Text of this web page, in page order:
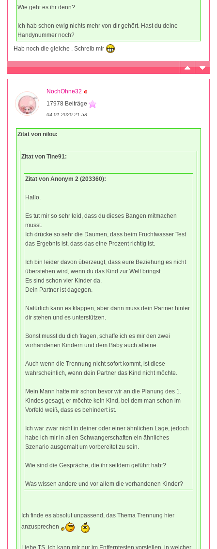
Wie geht es ihr denn?
Ich hab schon ewig nichts mehr von dir gehört. Hast du deine
Handynummer noch?
Hab noch die gleiche . Schreib mir
NochOhne32
17978 Beiträge
04.01.2020 21:58
Zitat von nilou:
Zitat von Tine91:
Zitat von Anonym 2 (203360):
Hallo.
Es tut mir so sehr leid, dass du dieses Bangen mitmachen
musst.
Ich drücke so sehr die Daumen, dass beim Fruchtwasser Test
das Ergebnis ist, dass das eine Prozent richtig ist.
Ich bin leider davon überzeugt, dass eure Beziehung es nicht
überstehen wird, wenn du das Kind zur Welt bringst.
Es sind schon vier Kinder da.
Dein Partner ist dagegen.
Natürlich kann es klappen, aber dann muss dein Partner hinter
dir stehen und es unterstützen.
Sonst musst du dich fragen, schaffe ich es mir den zwei
vorhandenen Kindern und dem Baby auch alleine.
Auch wenn die Trennung nicht sofort kommt, ist diese
wahrscheinlich, wenn dein Partner das Kind nicht möchte.
Mein Mann hatte mir schon bevor wir an die Planung des 1.
Kindes gesagt, er möchte kein Kind, bei dem man schon im
Vorfeld weiß, dass es behindert ist.
Ich war zwar nicht in deiner oder einer ähnlichen Lage, jedoch
habe ich mir in allen Schwangerschaften ein ähnliches
Szenario ausgemalt um vorbereitet zu sein.
Wie sind die Gespräche, die ihr seitdem geführt habt?
Was wissen andere und vor allem die vorhandenen Kinder?
Ich finde es absolut unpassend, das Thema Trennung hier
anzusprechen